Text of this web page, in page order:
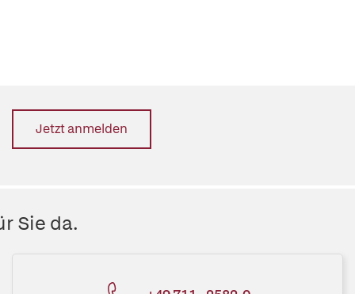
Jetzt anmelden
Sie da.